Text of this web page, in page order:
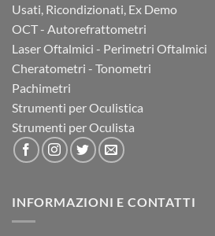
Usati, Ricondizionati, Ex Demo
OCT - Autorefrattometri
Laser Oftalmici - Perimetri Oftalmici
Cheratometri - Tonometri
Pachimetri
Strumenti per Oculistica
Strumenti per Oculista
INFORMAZIONI E CONTATTI